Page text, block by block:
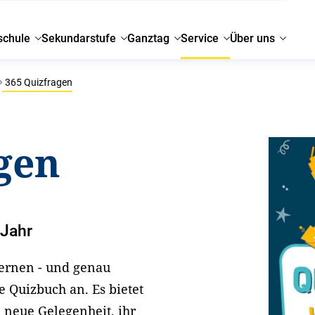
Sekundarstufe Ganztag Service Über uns
365 Quizfragen
- und genau
Quizbuch an. Es bietet
Gelegenheit, ihr